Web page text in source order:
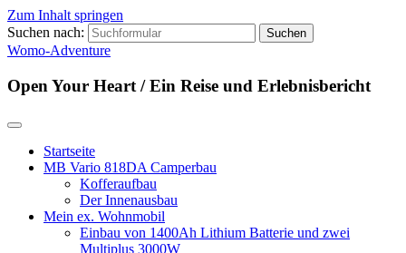
Zum Inhalt springen
Suchen nach:
Womo-Adventure
Open Your Heart / Ein Reise und Erlebnisbericht
Startseite
MB Vario 818DA Camperbau
Kofferaufbau
Der Innenausbau
Mein ex. Wohnmobil
Einbau von 1400Ah Lithium Batterie und zwei
Multiplus 3000W